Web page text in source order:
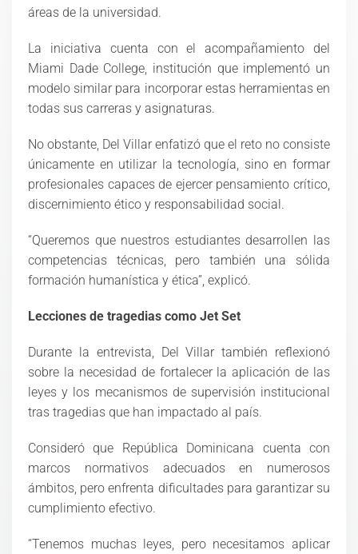
áreas de la universidad.
La iniciativa cuenta con el acompañamiento del
Miami Dade College, institución que implementó un
modelo similar para incorporar estas herramientas en
todas sus carreras y asignaturas.
No obstante, Del Villar enfatizó que el reto no consiste
únicamente en utilizar la tecnología, sino en formar
profesionales capaces de ejercer pensamiento crítico,
discernimiento ético y responsabilidad social.
“Queremos que nuestros estudiantes desarrollen las
competencias técnicas, pero también una sólida
formación humanística y ética”, explicó.
Lecciones de tragedias como Jet Set
Durante la entrevista, Del Villar también reflexionó
sobre la necesidad de fortalecer la aplicación de las
leyes y los mecanismos de supervisión institucional
tras tragedias que han impactado al país.
Consideró que República Dominicana cuenta con
marcos normativos adecuados en numerosos
ámbitos, pero enfrenta dificultades para garantizar su
cumplimiento efectivo.
“Tenemos muchas leyes, pero necesitamos aplicar